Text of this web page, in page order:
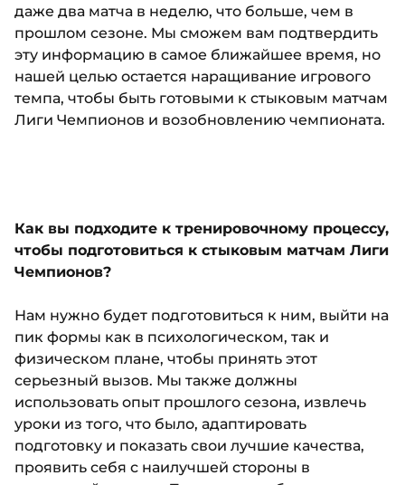
даже два матча в неделю, что больше, чем в
прошлом сезоне. Мы сможем вам подтвердить
эту информацию в самое ближайшее время, но
нашей целью остается наращивание игрового
темпа, чтобы быть готовыми к стыковым матчам
Лиги Чемпионов и возобновлению чемпионата.
Как вы подходите к тренировочному процессу,
чтобы подготовиться к стыковым матчам Лиги
Чемпионов?
Нам нужно будет подготовиться к ним, выйти на
пик формы как в психологическом, так и
физическом плане, чтобы принять этот
серьезный вызов. Мы также должны
использовать опыт прошлого сезона, извлечь
уроки из того, что было, адаптировать
подготовку и показать свои лучшие качества,
проявить себя с наилучшей стороны в